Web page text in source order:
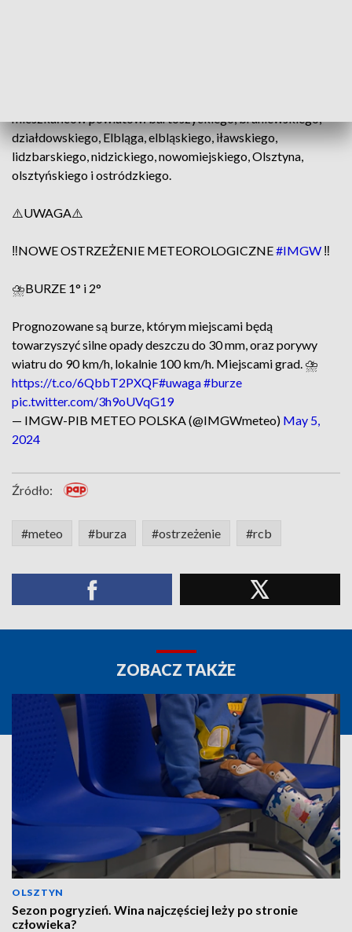
mieszkańców powiatów: bartoszyckiego, braniewskiego,
działdowskiego, Elbląga, elbląskiego, iławskiego,
lidzbarskiego, nidzickiego, nowomiejskiego, Olsztyna,
olsztyńskiego i ostródzkiego.
⚠️UWAGA⚠️
‼️NOWE OSTRZEŻENIE METEOROLOGICZNE#IMGW ‼️
⛈️BURZE 1° i 2°
Prognozowane są burze, którym miejscami będą
towarzyszyć silne opady deszczu do 30 mm, oraz porywy
wiatru do 90 km/h, lokalnie 100 km/h. Miejscami grad. ⛈️
https://t.co/6QbbT2PXQF#uwaga#burze
pic.twitter.com/3h9oUVqG19
— IMGW-PIB METEO POLSKA (@IMGWmeteo) May 5,
2024
Źródło:
#meteo #burza #ostrzeżenie #rcb
ZOBACZ TAKŻE
OLSZTYN
Sezon pogryzień. Wina najczęściej leży po stronie
człowieka?